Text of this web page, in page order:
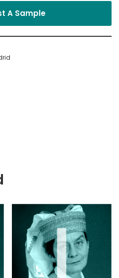
A Sample